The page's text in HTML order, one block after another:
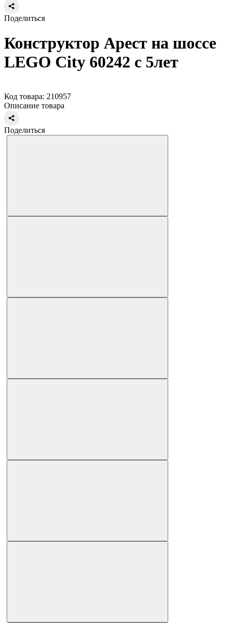
Поделиться
Конструктор Арест на шоссе
LEGO City 60242 с 5лет
Код товара: 210957
Описание товара
Поделиться